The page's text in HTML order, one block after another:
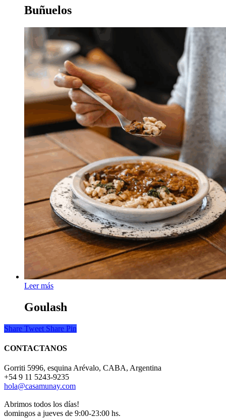
Buñuelos
Leer más
Goulash
Share Tweet Share Pin
CONTACTANOS
Gorriti 5996, esquina Arévalo, CABA, Argentina
+54 9 11 5243-9235
hola@casamunay.com
Abrimos todos los días!
domingos a jueves de 9:00-23:00 hs.